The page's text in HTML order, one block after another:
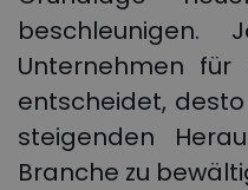
Unternehmen für
entscheidet,
steigenden
Branche zu